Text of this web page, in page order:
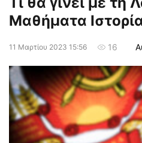
Μαθήματα
11 Μαρτίου 2023 15:56 16